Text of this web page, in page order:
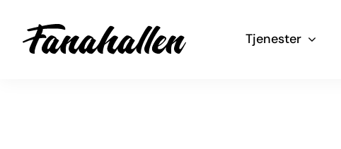
content
Tjenester